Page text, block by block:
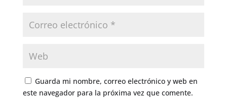
Guarda mi nombre, correo electrónico y web en
este navegador para la próxima vez que comente.